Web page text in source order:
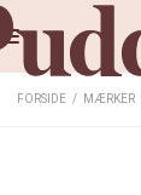
FORSIDE / MÆRKER